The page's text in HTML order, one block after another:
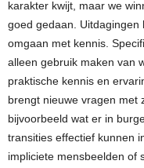
karakter kwijt, maar we
goed gedaan.
omgaan met kennis.
alleen gebruik maken van
praktische kennis en
brengt nieuwe vragen met
bijvoorbeeld wat er in
transities effectief kunnen
impliciete mensbeelden of